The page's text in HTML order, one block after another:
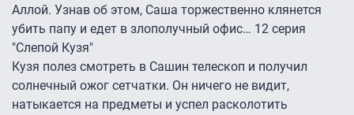
Аллой. Узнав об этом, Саша торжественно клянется
убить папу и едет в злополучный офис… 12 серия
"Слепой Кузя"
Кузя полез смотреть в Сашин телескоп и получил
солнечный ожог сетчатки. Он ничего не видит,
натыкается на предметы и успел расколотить